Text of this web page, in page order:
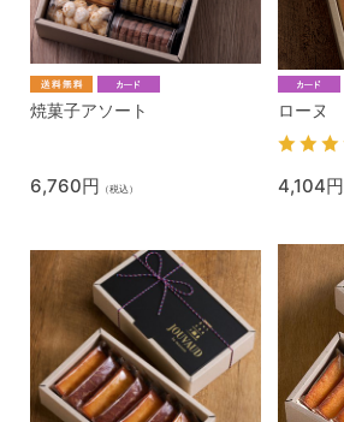
焼菓子アソート
6,760円 （税込）
ローヌ
4,104円